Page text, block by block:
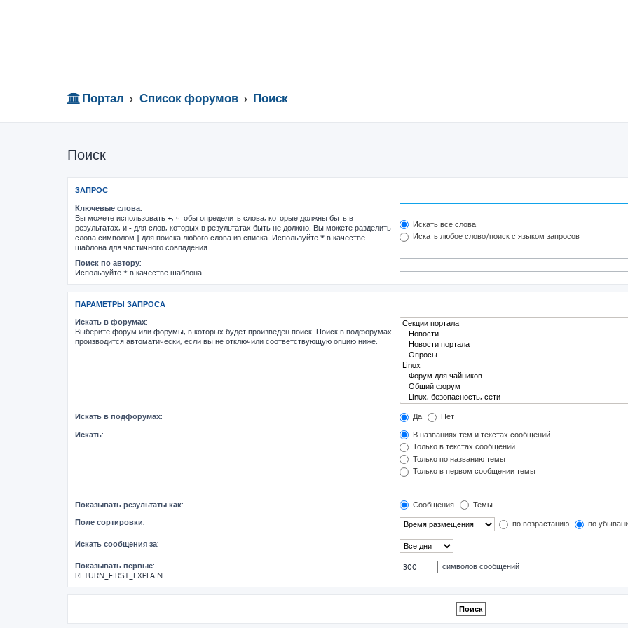
Портал Список форумов Поиск
Поиск
ЗАПРОС
Ключевые слова:
Вы можете использовать +, чтобы определить слова, которые должны быть в
результатах, и - для слов, которых в результатах быть не должно. Вы можете разделить
слова символом | для поиска любого слова из списка. Используйте * в качестве
шаблона для частичного совпадения.
Искать все слова
Искать любое слово/поиск с языком запросов
Поиск по автору:
Используйте * в качестве шаблона.
ПАРАМЕТРЫ ЗАПРОСА
Искать в форумах:
Выберите форум или форумы, в которых будет произведён поиск. Поиск в подфорумах
производится автоматически, если вы не отключили соответствующую опцию ниже.
Искать в подфорумах: Да
Нет
Искать:
В названиях тем и текстах сообщений
Только в текстах сообщений
Только по названию темы
Только в первом сообщении темы
Показывать результаты как: Сообщения
Темы
Поле сортировки:
по возрастанию по
Искать сообщения за:
Показывать первые:
RETURN_FIRST_EXPLAIN
символов сообщений